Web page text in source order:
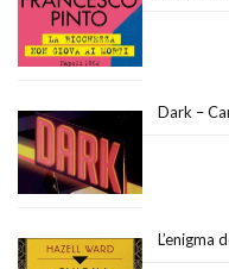
Dark –
L’enigma